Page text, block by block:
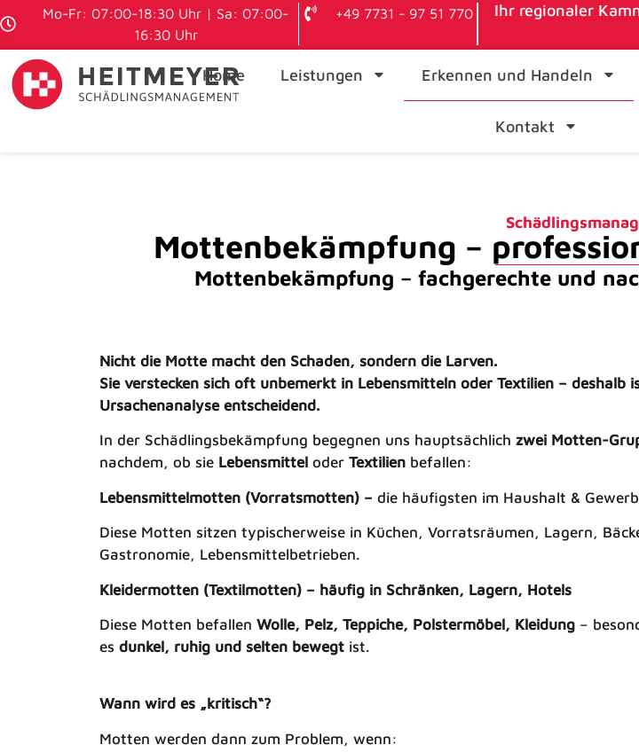
Mo-Fr: 07:00-18:30 Uhr | Sa: 07:00-
16:30 Uhr
+49 7731 - 97 51 770 Ihr regionaler
Home Leistungen Erkennen und Handeln
Kontakt
Mottenbekämpfung –
Mottenbekämpfung – fachgerechte und
Nicht die Motte macht den Schaden, sondern die Larven.
Sie verstecken sich oft unbemerkt in Lebensmitteln oder Textilien – deshalb
Ursachenanalyse entscheidend.
In der Schädlingsbekämpfung begegnen uns hauptsächlich zwei Motten-
nachdem, ob sie Lebensmittel oder Textilien befallen:
Lebensmittelmotten (Vorratsmotten) – die häufigsten im Haushalt &
Diese Motten sitzen typischerweise in Küchen, Vorratsräumen, Lagern,
Gastronomie, Lebensmittelbetrieben.
Kleidermotten (Textilmotten) – häufig in Schränken, Lagern, Hotels
Diese Motten befallen Wolle, Pelz, Teppiche, Polstermöbel, Kleidung –
es dunkel, ruhig und selten bewegt ist.
Wann wird es „kritisch“?
Motten werden dann zum Problem, wenn: